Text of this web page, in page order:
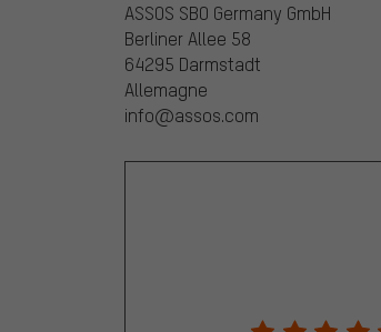
ASSOS SBO Germany GmbH
Berliner Allee 58
64295 Darmstadt
Allemagne
info@assos.com